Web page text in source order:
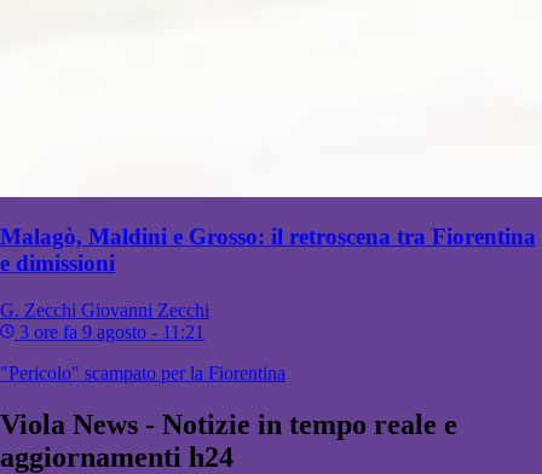
Malagò, Maldini e Grosso: il retroscena tra Fiorentina
e dimissioni
G. Zecchi Giovanni Zecchi
3 ore fa 9 agosto - 11:21
"Pericolo" scampato per la Fiorentina
Viola News - Notizie in tempo reale e
aggiornamenti h24